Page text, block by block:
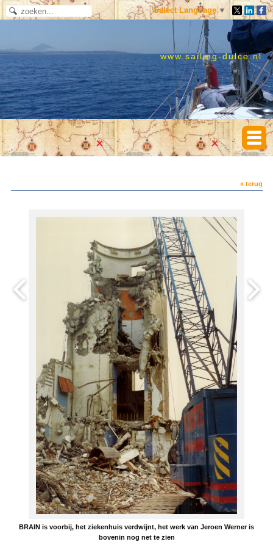
Select Language ▼
www.sailing-dulce.nl
« terug
BRAIN is voorbij, het ziekenhuis verdwijnt, het werk van Jeroen Werner is
bovenin nog net te zien